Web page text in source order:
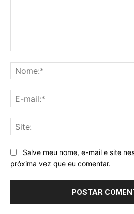
Salve meu nome, e-mail e site
próxima vez que eu comentar.